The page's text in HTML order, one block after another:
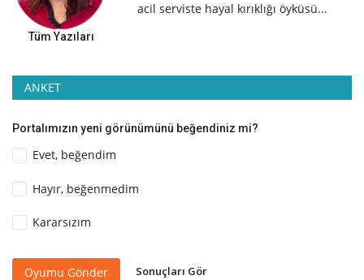
acil serviste hayal kırıklığı öyküsü...
Tüm Yazıları
ANKET
Portalımızın yeni görünümünü beğendiniz mi?
Evet, beğendim
Hayır, beğenmedim
Kararsızım
Oyumu Gönder Sonuçları Gör